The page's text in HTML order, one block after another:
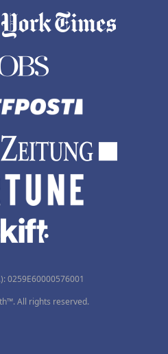
0259Ε60000576001
All rights reserved.